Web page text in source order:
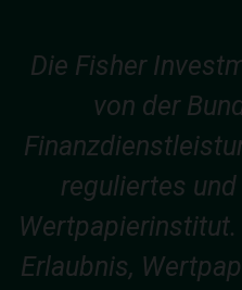
Die Fisher
von der
reguliertes
Erlaubnis,